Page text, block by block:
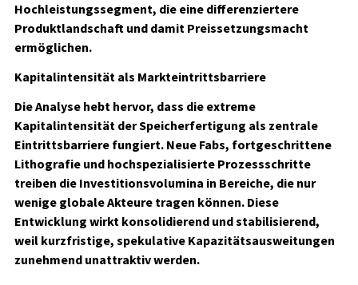
Hochleistungssegment, die eine differenziertere
Produktlandschaft und damit Preissetzungsmacht
ermöglichen.
Kapitalintensität als Markteintrittsbarriere
Die Analyse hebt hervor, dass die extreme
Kapitalintensität der Speicherfertigung als zentrale
Eintrittsbarriere fungiert. Neue Fabs, fortgeschrittene
Lithografie und hochspezialisierte Prozessschritte
treiben die Investitionsvolumina in Bereiche, die nur
wenige globale Akteure tragen können. Diese
Entwicklung wirkt konsolidierend und stabilisierend,
weil kurzfristige, spekulative Kapazitätsausweitungen
zunehmend unattraktiv werden.